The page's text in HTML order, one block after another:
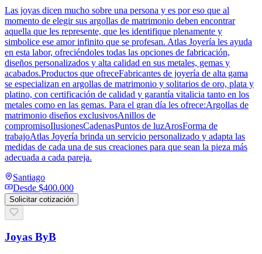
Las joyas dicen mucho sobre una persona y es por eso que al
momento de elegir sus argollas de matrimonio deben encontrar
aquella que les represente, que les identifique plenamente y
simbolice ese amor infinito que se profesan. Atlas Joyería les ayuda
en esta labor, ofreciéndoles todas las opciones de fabricación,
diseños personalizados y alta calidad en sus metales, gemas y
acabados.Productos que ofreceFabricantes de joyería de alta gama
se especializan en argollas de matrimonio y solitarios de oro, plata y
platino, con certificación de calidad y garantía vitalicia tanto en los
metales como en las gemas. Para el gran día les ofrece:Argollas de
matrimonio diseños exclusivosAnillos de
compromisoIlusionesCadenasPuntos de luzArosForma de
trabajoAtlas Joyería brinda un servicio personalizado y adapta las
medidas de cada una de sus creaciones para que sean la pieza más
adecuada a cada pareja.
Santiago
Desde $400.000
Solicitar cotización
Joyas ByB